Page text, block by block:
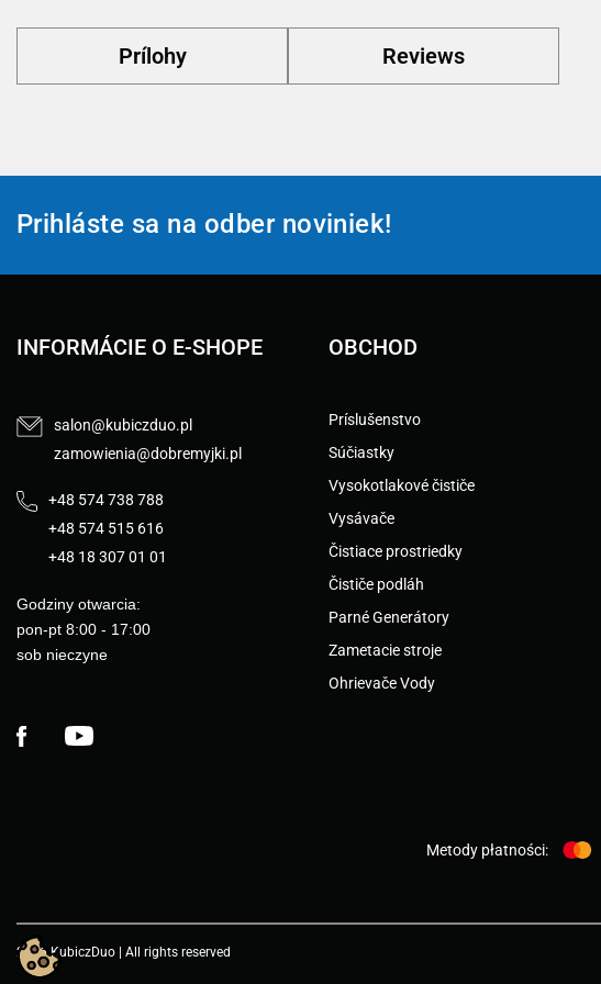
Prílohy Reviews
Prihláste sa na odber noviniek!
INFORMÁCIE O E-SHOPE
salon@kubiczduo.pl
zamowienia@dobremyjki.pl
+48 574 738 788
+48 574 515 616
+48 18 307 01 01
Godziny otwarcia:
pon-pt 8:00 - 17:00
sob nieczyne
OBCHOD
Príslušenstvo
Súčiastky
Vysokotlakové čističe
Vysávače
Čistiace prostriedky
Čističe podláh
Parné Generátory
Zametacie stroje
Ohrievače Vody
Facebook
Metody płatności:
2026 KubiczDuo | All rights reserved